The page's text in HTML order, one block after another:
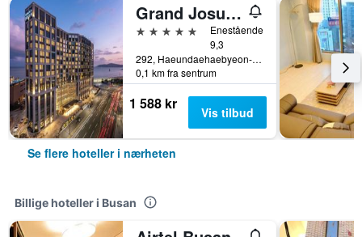
Grand Josun Busan
5 stjerner
Enestående
9,3
292, Haeundaehaebyeon-ro, Busan, Sør-Korea
0,1 km fra sentrum
1 588 kr Vis tilbud
Se flere hoteller i nærheten
Billige hoteller i Busan